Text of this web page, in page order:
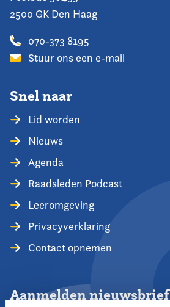
2500 GK Den Haag
070-373 8195
Stuur ons een e-mail
Snel naar
Lid worden
Nieuws
Agenda
Raadsleden Podcast
Leeromgeving
Privacyverklaring
Contact opnemen
Aanmelden nieuwsbrief